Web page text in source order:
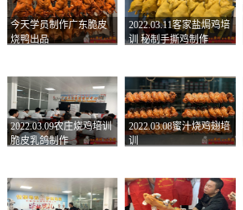
今天学员制作广东脆皮
烧鸭出品
2022.03.11客家盐焗鸡培
训 秘制手撕鸡制作
2022.03.09农庄烧鸡培训
脆皮乳鸽制作
2022.03.08蜜汁烧鸡翅培
训